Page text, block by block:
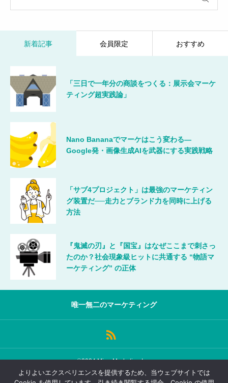
新着記事 会員限定 おすすめ
「三日で一年分の商談をつくる：展示会マーケ
ティング超実践論」
Nano Bananaでマーケはこう変わる―
Google発・画像生成AIを武器にする実践戦略
「サブ4プロジェクト」は最強のマーケティン
グ装置だ──走力とブランド力を同時に上げる
方法
『鬼滅の刃』と『国宝』はなぜここまで刺さっ
たのか？社会現象級ヒットに共通する “物語マ
ーケティング” の正体
唯一無二のマーケティング
©2024 MicroMarketing Inc.
よりよいエクスペリエンスを提供するため、当ウェブサイトでは